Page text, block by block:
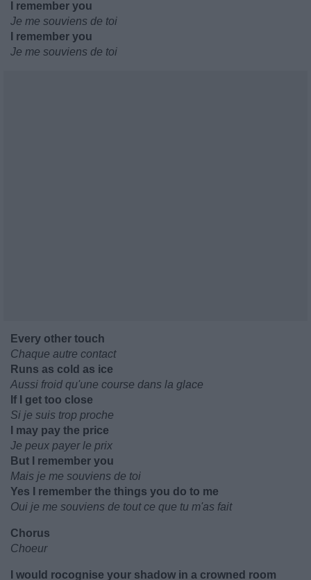
I remember you
Je me souviens de toi
I remember you
Je me souviens de toi
Every other touch
Chaque autre contact
Runs as cold as ice
Aussi froid qu'une course dans la glace
If I get too close
Si je suis trop proche
I may pay the price
Je peux payer le prix
But I remember you
Mais je me souviens de toi
Yes I remember the things you do to me
Oui je me souviens de tout ce que tu m'as fait
Chorus
Choeur
I would rocognise your shadow in a crowned room